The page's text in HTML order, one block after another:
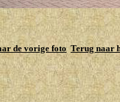
de vorige foto Terug naar